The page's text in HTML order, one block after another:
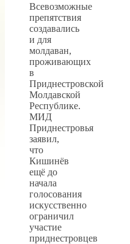
Всевозможные
препятствия
создавались
и для
молдаван,
проживающих
в
Приднестровской
Молдавской
Республике.
МИД
Приднестровья
заявил,
что
Кишинёв
ещё до
начала
голосования
искусственно
ограничил
участие
приднестровцев